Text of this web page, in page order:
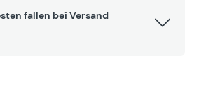
fallen bei Versand